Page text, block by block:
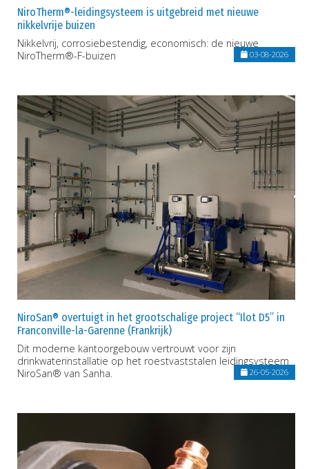
NiroTherm®-leidingsysteem is uitgebreid met nieuwe
nikkelvrije buizen
Nikkelvrij, corrosiebestendig, economisch: de nieuwe
NiroTherm®-F-buizen
03-08-2026
NiroSan® overtuigt in het grootschalige project “Ilot D5” in
Franconville-la-Garenne (Frankrijk)
Dit moderne kantoorgebouw vertrouwt voor zijn
drinkwaterinstallatie op het roestvaststalen leidingsysteem
NiroSan® van Sanha.
26-05-2026